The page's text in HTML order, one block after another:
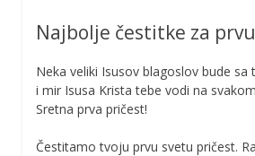
Najbolje čestitke za
Neka veliki Isusov blagoslov bude sa
i mir Isusa Krista tebe vodi na
Sretna prva pričest!
Čestitamo tvoju prvu svetu pričest.